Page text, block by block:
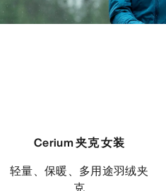
Cerium 夹克 女装
轻量、保暖、多用途羽绒夹